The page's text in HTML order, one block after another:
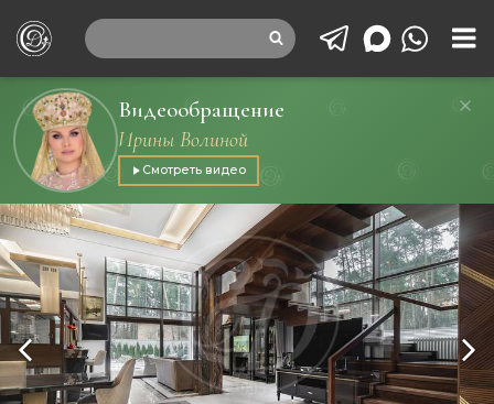
Видеообращение
Ирины Волиной
Смотреть видео